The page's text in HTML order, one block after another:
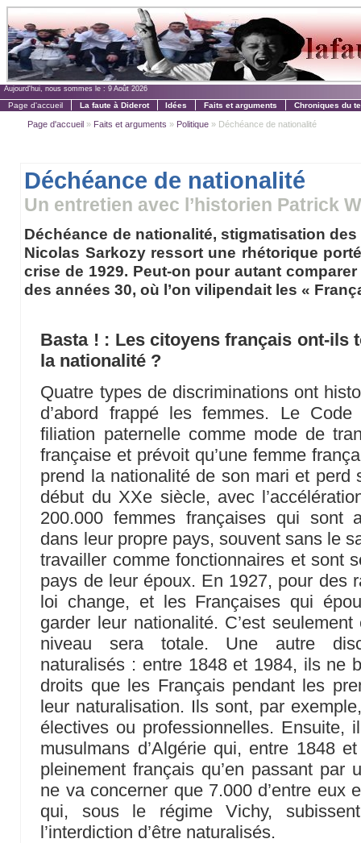
Aujourd'hui, nous sommes le : 9 Août 2026
Page d'accueil La faute à Diderot Idées Faits et arguments Chroniques du
Page d'accueil » Faits et arguments » Politique » Déchéance de nationalité
Déchéance de nationalité
Un entretien avec l’historien Patrick
Déchéance de nationalité, stigmatisation
Nicolas Sarkozy ressort une rhétorique
crise de 1929. Peut-on pour autant
des années 30, où l’on vilipendait les «
Basta ! : Les citoyens français ont-ils
la nationalité ?
Quatre types de discriminations ont
d’abord frappé les femmes. Le
filiation paternelle comme mode de
française et prévoit qu’une femme
prend la nationalité de son mari et perd
début du XXe siècle, avec
200.000 femmes françaises qui sont
dans leur propre pays, souvent sans le
travailler comme fonctionnaires et sont
pays de leur époux. En 1927, pour des
loi change, et les Françaises qui
garder leur nationalité. C’est
niveau sera totale. Une autre
naturalisés : entre 1848 et 1984, ils ne
droits que les Français pendant les
leur naturalisation. Ils sont, par
électives ou professionnelles. Ensuite,
musulmans d’Algérie qui, entre 1848
pleinement français qu’en passant par
ne va concerner que 7.000 d’entre eux
qui, sous le régime Vichy,
l’interdiction d’être naturalisés.